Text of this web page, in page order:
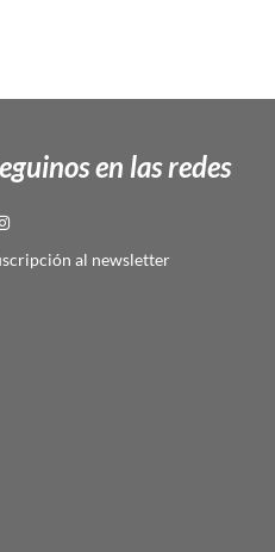
en las redes
al newsletter